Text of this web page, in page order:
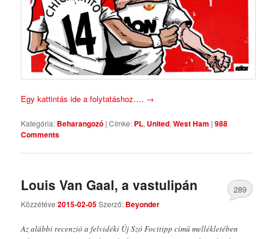
Egy kattintás ide a folytatáshoz…. →
Kategória: Beharangozó |Címke: PL, United,West Ham |988
Comments
Louis Van Gaal, a vastulipán
Közzétéve2015-02-05Szerző: Beyonder
289
Az alábbi recenzió a felvidéki Új Szó Focitipp című mellékletében